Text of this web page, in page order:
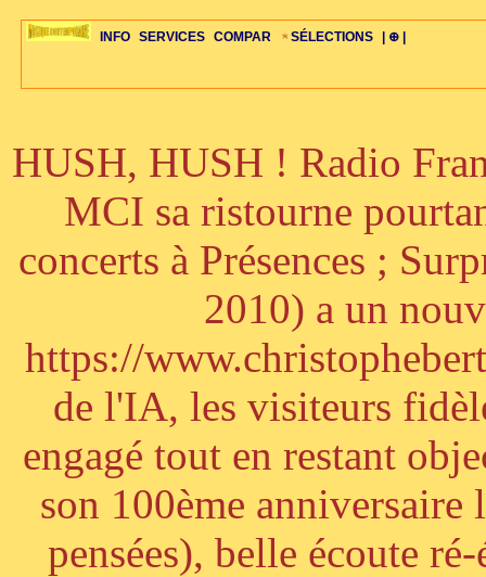
INFO
ÉDITORIAUX ACTUS-CONCERTS HISTOIRE PAYS STYLES-ÉCOLES
SERVICES
MAJ-LISTE ARCH-CONCERTS LIENS RADIOS VIDÉOS PLAN FAQS
COMPAR
SÉLECTION GUIDE-EXPRESS ŒUVRES BIOGRAPHIES PERSPECTIVE
SÉLECTIONS
SÉLECTION COMPOS-INTRO COMPO-INDIV ŒUVRES-INDIV
| ⊕ |
20ÈME PARAL 1001 CD TOP-REC BONUS-ROMANS BONUS-FILMS
CELLO-C
ALTO-C
VIOLON-C
PIANO-CONC GRAND-
HUSH, HUSH ! Radio
MCI sa ristourne
concerts à Présences ;
2010) a un
https://
de l'IA, les visiteurs
engagé tout en restant
son 100ème
pensées), belle écoute